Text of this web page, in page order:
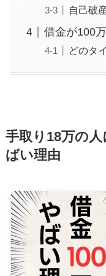
自己破
借金が100
どのタ
手取り18万の
ばい理由